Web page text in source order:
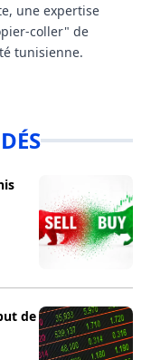
une expertise
coller" de
tunisienne.
de